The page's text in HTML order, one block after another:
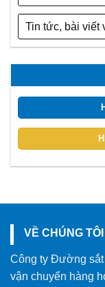
Tin tức, bài viết
VỀ CHÚNG TÔI
Công ty Đường sắt
vận chuyển hàng